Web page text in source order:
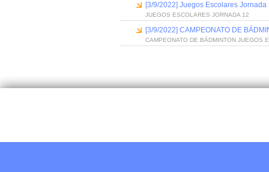
[3/9/2022] Juegos Escolares Jornada
JUEGOS ESCOLARES JORNADA 12
[3/9/2022] CAMPEONATO DE
CAMPEONATO DE BÁDMINTON JUEGOS